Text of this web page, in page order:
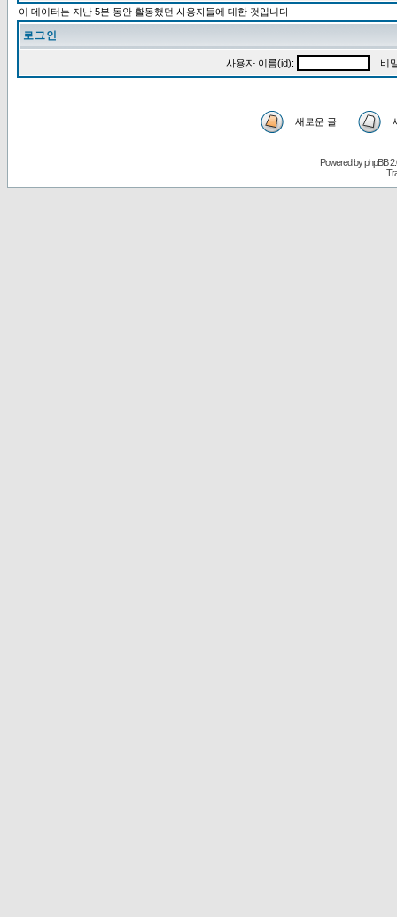
이 데이터는 지난 5분 동안 활동했던 사용자들에 대한 것입니다
로그인
사용자 이름(id): 비
새로운 글
Powered byphpBB